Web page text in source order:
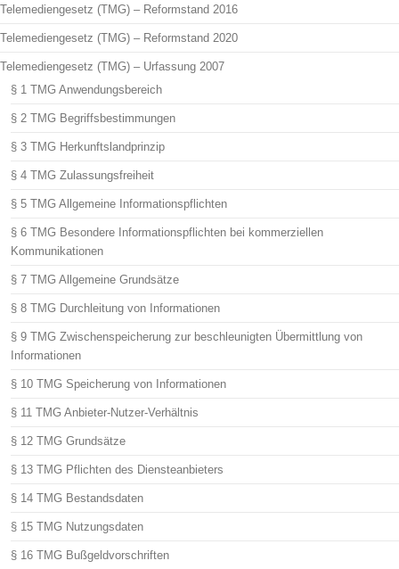
Telemediengesetz (TMG) – Reformstand 2016
Telemediengesetz (TMG) – Reformstand 2020
Telemediengesetz (TMG) – Urfassung 2007
§ 1 TMG Anwendungsbereich
§ 2 TMG Begriffsbestimmungen
§ 3 TMG Herkunftslandprinzip
§ 4 TMG Zulassungsfreiheit
§ 5 TMG Allgemeine Informationspflichten
§ 6 TMG Besondere Informationspflichten bei kommerziellen
Kommunikationen
§ 7 TMG Allgemeine Grundsätze
§ 8 TMG Durchleitung von Informationen
§ 9 TMG Zwischenspeicherung zur beschleunigten Übermittlung von
Informationen
§ 10 TMG Speicherung von Informationen
§ 11 TMG Anbieter-Nutzer-Verhältnis
§ 12 TMG Grundsätze
§ 13 TMG Pflichten des Diensteanbieters
§ 14 TMG Bestandsdaten
§ 15 TMG Nutzungsdaten
§ 16 TMG Bußgeldvorschriften